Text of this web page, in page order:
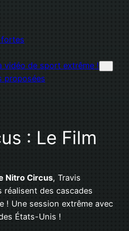
vidéo de sport extrême !
proposées
: Le Film
Nitro Circus, Travis
réalisent des cascades
! Une session extrême avec
États-Unis !